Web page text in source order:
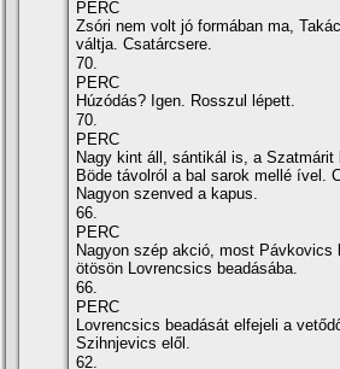
PERC
Zsóri nem volt jó formában ma,
váltja. Csatárcsere.
70.
PERC
Húzódás? Igen. Rosszul lépett.
70.
PERC
Nagy kint áll, sántikál is, a Szatmárit
Böde távolról a bal sarok mellé í­vel.
Nagyon szenved a kapus.
66.
PERC
Nagyon szép akció, most Pávkovics
ötösön Lovrencsics beadásába.
66.
PERC
Lovrencsics beadását elfejeli a
Szihnjevics elől.
62.